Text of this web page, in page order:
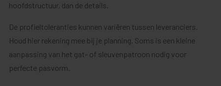
hoofdstructuur, dan de details.
De profieltoleranties kunnen variëren tussen leveranciers.
Houd hier rekening mee bij je planning. Soms is een kleine
aanpassing van het gat- of sleuvenpatroon nodig voor
perfecte pasvorm.